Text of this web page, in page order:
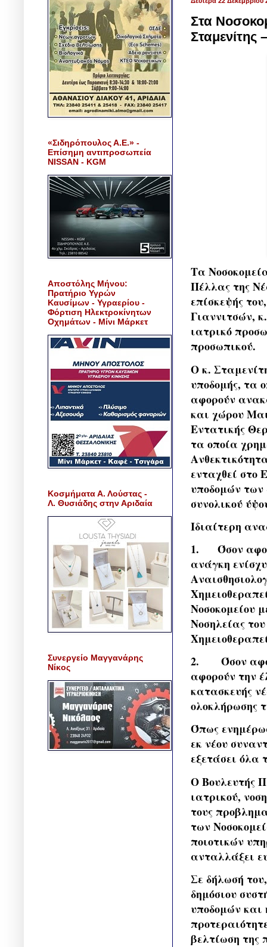
Στα
Τα
Πέλλας της
επίσκεψής
Γιαννιτσών,
ιατρικό
προσωπικού.
Ο κ.
υποδομής, τα
αφορούν
και χώρου
Εντατικής
τα οποία
ενταχθεί στο
υποδομών των
συνολικού
Ιδιαίτερη
1.
Όσον
ανάγκη
Νοσοκομείου
Νοσηλείας
2.
Όσον
αφορούν την
κατασκευής
ολοκλήρωσης
Όπως
εκ νέου
εξετάσει
Ο Βουλευτής
ιατρικού,
τους
των
ποιοτικών
ανταλλάξει
Σε δήλωσή
δημόσιου
υποδομών και
βελτίωση της
«Σιδηρόπουλος Α.Ε.» -
Επίσημη αντιπροσωπεία
NISSAN - KGM
Αποστόλης Μήνου:
Πρατήριο Υγρών
Καυσίμων - Υγραερίου -
Φόρτιση Ηλεκτροκίνητων
Οχημάτων - Μίνι Μάρκετ
Κοσμήματα Α. Λούστας -
Λ. Θυσιάδης στην Αριδαία
Συνεργείο Μαγγανάρης
Νίκος